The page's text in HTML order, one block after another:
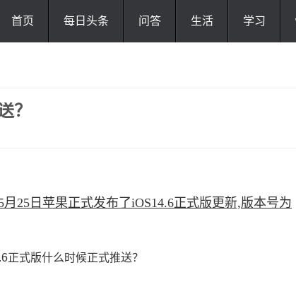
首页 每日头条 问答 生活 学习
？
25日苹果正式发布了iOS14.6正式版更新,版本号为